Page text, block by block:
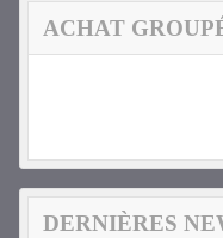
ACHAT
DERNIÈRES